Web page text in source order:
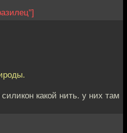
какой нить. у них там